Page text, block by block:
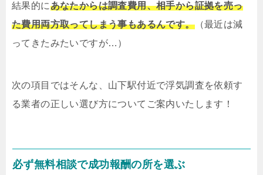
結果的にあなたからは調査費用、相手から証拠を売っ
た費用両方取ってしまう事もあるんです。（最近は減
ってきたみたいですが…）
次の項目ではそんな、山下駅付近で浮気調査を依頼す
る業者の正しい選び方についてご案内いたします！
必ず無料相談で成功報酬の所を選ぶ